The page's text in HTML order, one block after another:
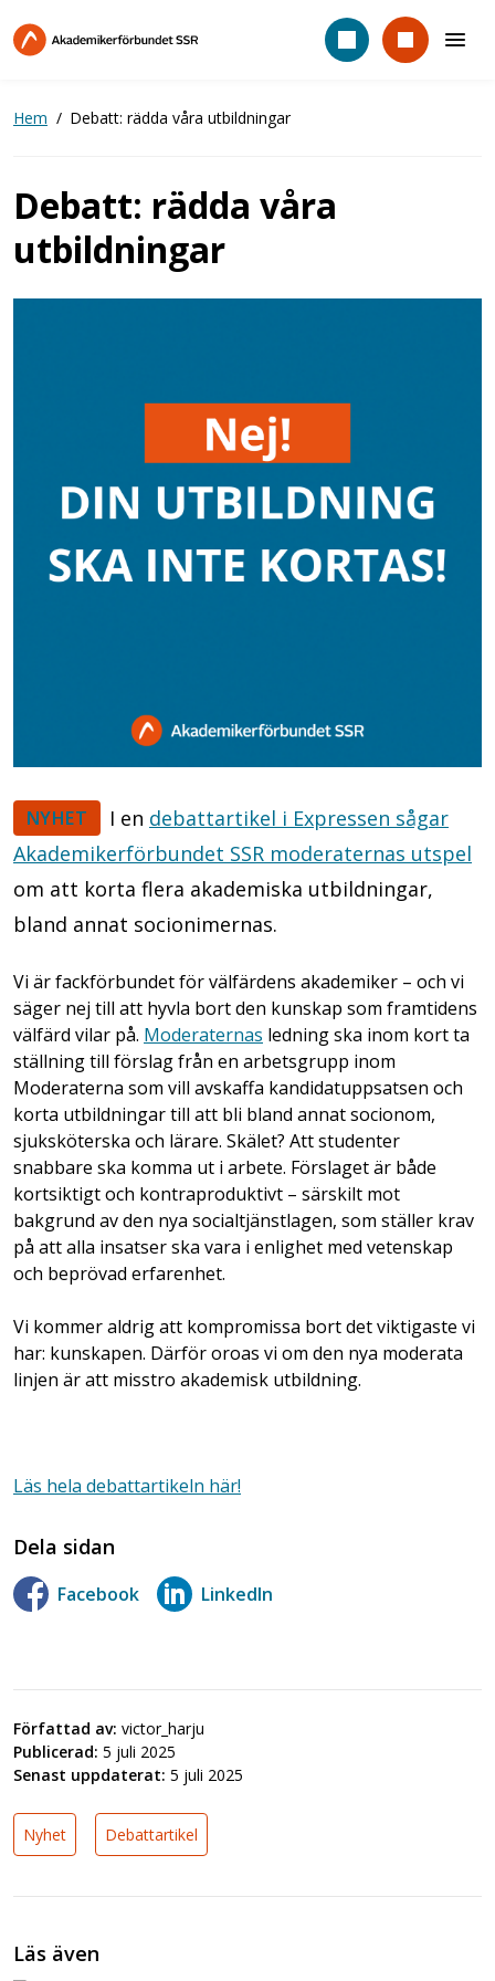
till
Hem Debatt: rädda våra utbildningar
Debatt: rädda våra
utbildningar
NYHET I en debattartikel i Expressen sågar
Akademikerförbundet SSR moderaternas utspel
om att korta flera akademiska utbildningar,
bland annat socionimernas.
Vi är fackförbundet för välfärdens akademiker – och vi
säger nej till att hyvla bort den kunskap som framtidens
välfärd vilar på. Moderaternas ledning ska inom kort ta
ställning till förslag från en arbetsgrupp inom
Moderaterna som vill avskaffa kandidatuppsatsen och
korta utbildningar till att bli bland annat socionom,
sjuksköterska och lärare. Skälet? Att studenter
snabbare ska komma ut i arbete. Förslaget är både
kortsiktigt och kontraproduktivt – särskilt mot
bakgrund av den nya socialtjänstlagen, som ställer krav
på att alla insatser ska vara i enlighet med vetenskap
och beprövad erfarenhet.
Vi kommer aldrig att kompromissa bort det viktigaste vi
har: kunskapen. Därför oroas vi om den nya moderata
linjen är att misstro akademisk utbildning.
Läs hela debattartikeln här!
Dela sidan
Facebook LinkedIn
Författad av: victor_harju
Publicerad: 5 juli 2025
Senast uppdaterat: 5 juli 2025
Nyhet Debattartikel
Läs även